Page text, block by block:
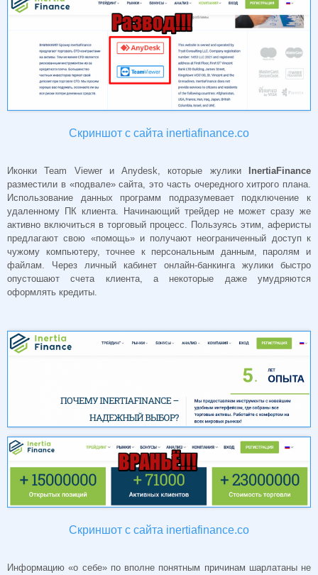
Скриншот с сайта inertiafinance.co
Иконки Team Viewer и Anydesk, которые жулики
InertiaFinance
разместили в «подвале» сайта, это часть очередного хитрого плана.
Использование данных программ подразумевает подключение к
удаленному ПК клиента. Начинающий трейдер не может сразу же
активно включиться в торговый процесс. Пользуясь этим, аферисты
предлагают свою «помощь» и получают неограниченный доступ к
чужому компьютеру, точнее к персональным данным, паролям и
файлам. Через личный кабинет онлайн-банкинга жулики быстро
опустошают счета клиента, а некоторые даже умудряются
оформлять кредиты.
Скриншот с сайта inertiafinance.co
Информацию «о себе» по вполне понятным причинам шарлатаны не